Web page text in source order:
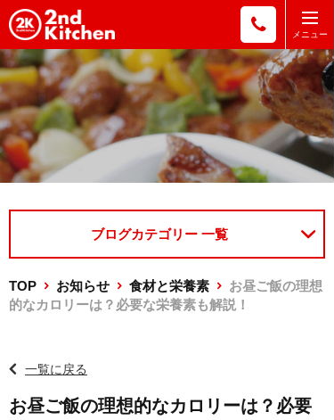
ブログカテゴリー 一覧
TOP お知らせ 食材と栄養素
お昼ご飯の理想
的なカロリーは？必要な栄養素も解説！
一覧に戻る
お昼ご飯の理想的なカロリーは？必要